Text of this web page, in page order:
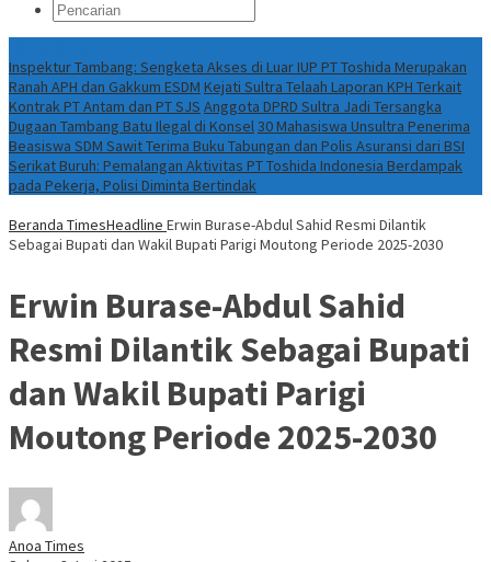
Inspektur Tambang: Sengketa Akses di Luar IUP PT Toshida Merupakan
Ranah APH dan Gakkum ESDM Kejati Sultra Telaah Laporan KPH Terkait
Kontrak PT Antam dan PT SJS Anggota DPRD Sultra Jadi Tersangka
Dugaan Tambang Batu Ilegal di Konsel30 Mahasiswa Unsultra Penerima
Beasiswa SDM Sawit Terima Buku Tabungan dan Polis Asuransi dari BSI
Serikat Buruh: Pemalangan Aktivitas PT Toshida Indonesia Berdampak
pada Pekerja, Polisi Diminta Bertindak
Beranda TimesHeadline Erwin Burase-Abdul Sahid Resmi Dilantik
Sebagai Bupati dan Wakil Bupati Parigi Moutong Periode 2025-2030
Erwin Burase-Abdul Sahid
Resmi Dilantik Sebagai Bupati
dan Wakil Bupati Parigi
Moutong Periode 2025-2030
Anoa Times